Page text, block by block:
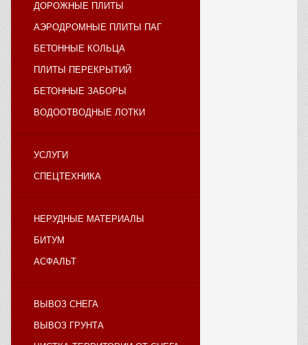
ДОРОЖНЫЕ ПЛИТЫ
АЭРОДРОМНЫЕ ПЛИТЫ ПАГ
БЕТОННЫЕ КОЛЬЦА
ПЛИТЫ ПЕРЕКРЫТИЙ
БЕТОННЫЕ ЗАБОРЫ
ВОДООТВОДНЫЕ ЛОТКИ
УСЛУГИ
СПЕЦТЕХНИКА
НЕРУДНЫЕ МАТЕРИАЛЫ
БИТУМ
АСФАЛЬТ
ВЫВОЗ СНЕГА
ВЫВОЗ ГРУНТА